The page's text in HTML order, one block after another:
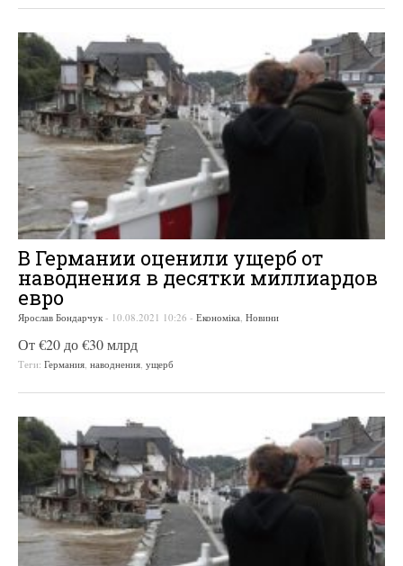
В Германии оценили ущерб от
наводнения в десятки миллиардов
евро
Ярослав Бондарчук - 10.08.2021 10:26 - Економіка, Новини
От €20 до €30 млрд
Теги: Германия, наводнения, ущерб